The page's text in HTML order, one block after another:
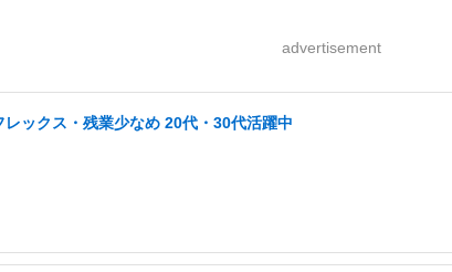
advertisement
ックス・残業少なめ 20代・30代活躍中